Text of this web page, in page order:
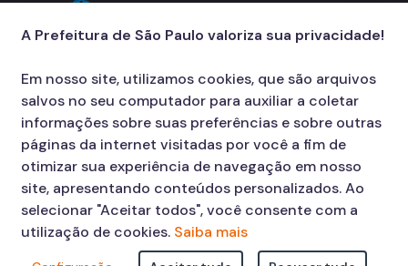
A Prefeitura de São Paulo valoriza sua privacidade!
Em nosso site, utilizamos cookies, que são arquivos
salvos no seu computador para auxiliar a coletar
informações sobre suas preferências e sobre outras
páginas da internet visitadas por você a fim de
otimizar sua experiência de navegação em nosso
site, apresentando conteúdos personalizados. Ao
selecionar "Aceitar todos", você consente com a
utilização de cookies. Saiba mais